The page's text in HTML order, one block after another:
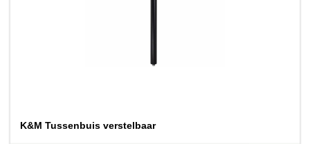
K&M Tussenbuis verstelbaar